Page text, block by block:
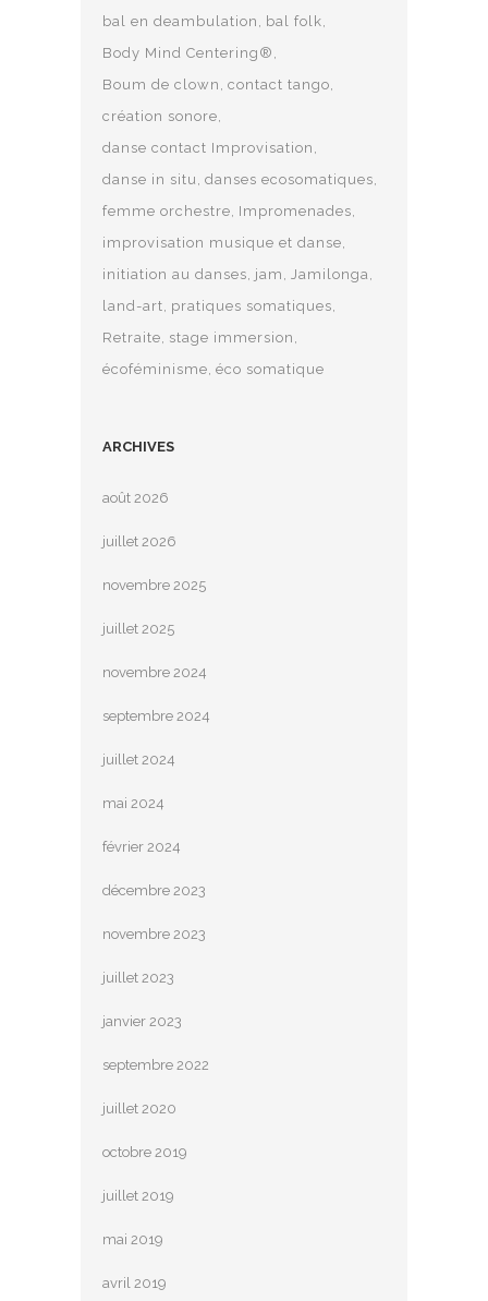
bal en deambulation
bal folk
Body Mind Centering®
Boum de clown contact tango
création sonore
danse contact Improvisation
danse in situ danses ecosomatiques
femme orchestre Impromenades
improvisation musique et danse
initiation au danses jam Jamilonga
land-art pratiques somatiques
Retraite stage immersion
écoféminisme éco somatique
ARCHIVES
août 2026
juillet 2026
novembre 2025
juillet 2025
novembre 2024
septembre 2024
juillet 2024
mai 2024
février 2024
décembre 2023
novembre 2023
juillet 2023
janvier 2023
septembre 2022
juillet 2020
octobre 2019
juillet 2019
mai 2019
avril 2019